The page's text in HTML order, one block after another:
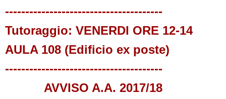
---------------------------------------
Tutoraggio: VENERDI ORE 12-14
AULA 108 (Edificio ex poste)
---------------------------------------
AVVISO A.A. 2017/18